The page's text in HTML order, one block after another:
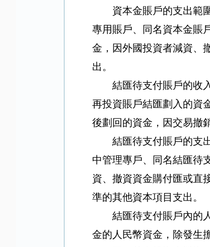
資本金賬戶的支出範
專用賬戶、同名資本金賬
金，因外國投資者減資、
出。
結匯待支付賬戶的收
再投資賬戶結匯劃入的資
後劃回的資金，因交易撤
結匯待支付賬戶的支
中管理專戶、同名結匯待
資、撤資資金購付匯或直
準的其他資本項目支出。
結匯待支付賬戶內的
金的人民幣資金，除發生